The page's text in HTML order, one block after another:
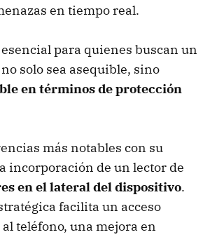
en tiempo real.
para quienes buscan un
solo sea asequible, sino
en términos de protección
más notables con su
incorporación de un lector de
en el lateral del dispositivo.
facilita un acceso
teléfono, una mejora en